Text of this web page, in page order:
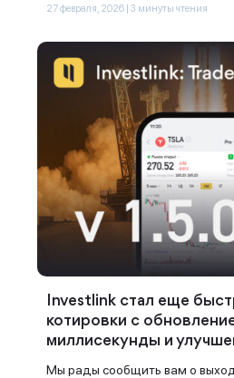
27 февраля, 2026 | 3 минуты чтения
Investlink стал еще
котировки с
миллисекунды и
Мы рады сообщить вам о